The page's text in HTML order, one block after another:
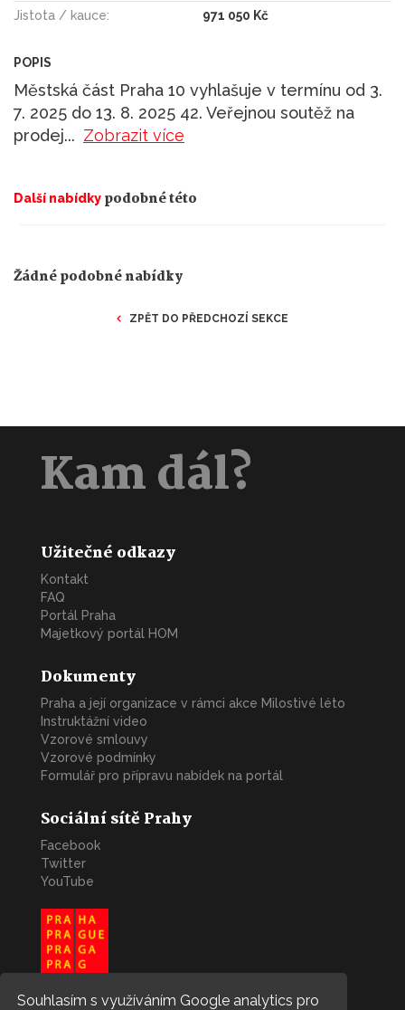
Souhlasím s využíváním Google analytics pro
Jistota / kauce:
971 050 Kč
POPIS
Městská část Praha 10 vyhlašuje v termínu od 3.
7. 2025 do 13. 8. 2025 42. Veřejnou soutěž na
prodej... Zobrazit více
Další nabídky podobné této
Žádné podobné nabídky
ZPĚT DO PŘEDCHOZÍ SEKCE
Kam dál?
Užitečné odkazy
Kontakt
FAQ
Portál Praha
Majetkový portál HOM
Dokumenty
Praha a její organizace v rámci akce Milostivé léto
Instruktážní video
Vzorové smlouvy
Vzorové podmínky
Formulář pro přípravu nabídek na portál
Sociální sítě Prahy
Facebook
Twitter
YouTube